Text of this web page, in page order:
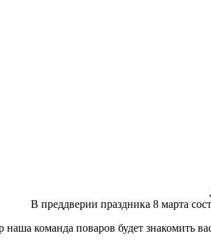
В преддверии праздника 8 марта
наша команда поваров будет знакомить